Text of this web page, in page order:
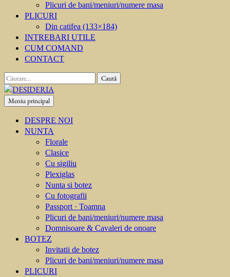
Plicuri de bani/meniuri/numere masa
PLICURI
Din catifea (133×184)
INTREBARI UTILE
CUM COMAND
CONTACT
Caută
după:
DESIDERIA
Creator de invitati
Meniu principal
DESPRE NOI
NUNTA
Florale
Clasice
Cu sigiliu
Plexiglas
Nunta si botez
Cu fotografii
Passport · Toamna
Plicuri de bani/meniuri/numere masa
Domnisoare & Cavaleri de onoare
BOTEZ
Invitatii de botez
Plicuri de bani/meniuri/numere masa
PLICURI